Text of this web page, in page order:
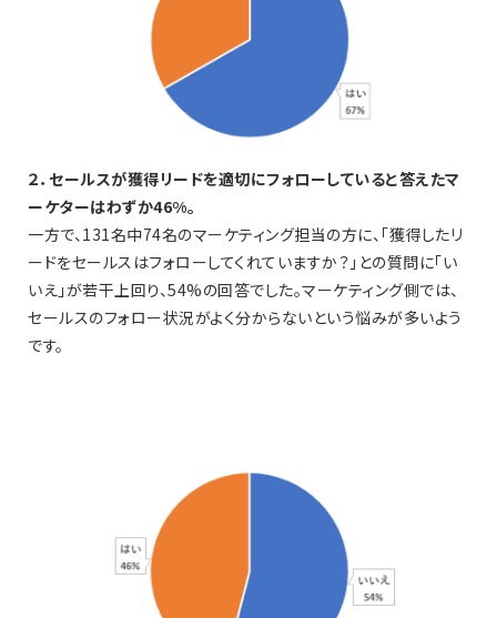
２．セールスが獲得リードを適切にフォローしていると答えたマ
ーケターはわずか46%。
一方で、131名中74名のマーケティング担当の方に、「獲得したリ
ードをセールスはフォローしてくれていますか？」との質問に「い
いえ」が若干上回り、54%の回答でした。マーケティング側では、
セールスのフォロー状況がよく分からないという悩みが多いよう
です。